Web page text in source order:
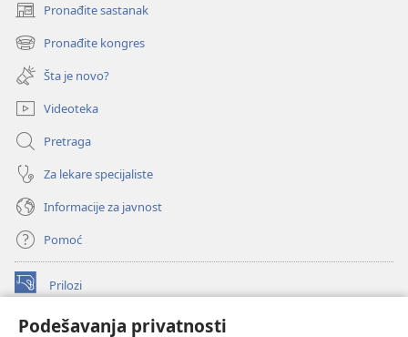
Podešavanja privatnosti
Pronađite sastanak
(otvara
novi
prozor)
Pronađite kongres
(otvara
novi
prozor)
Šta je novo?
Videoteka
Pretraga
Za lekare specijaliste
Informacije za javnost
Pomoć
Prilozi
(otvara
prozor)